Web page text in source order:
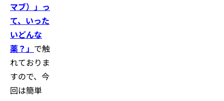
マブ）」っ
て、いった
いどんな
薬？」 で触
れておりま
すので、今
回は簡単